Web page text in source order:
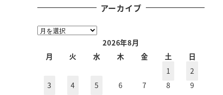
アーカイブ
ア
2026年8月
月
火 水 木 金 土
日
1
2
3
4 5 6 7 8
9